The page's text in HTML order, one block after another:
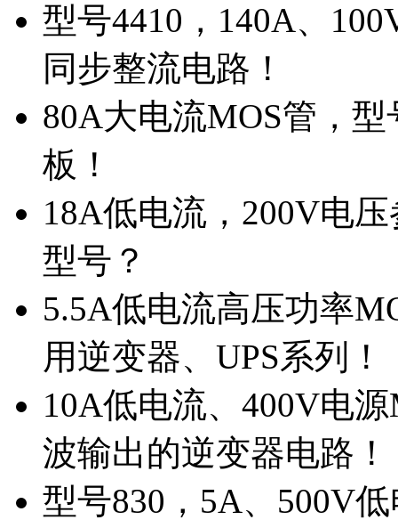
型号4410，140A、
同步整流电路！
80A大电流MOS管，
板！
18A低电流，200V电
型号？
5.5A低电流高压功率
用逆变器、UPS系列！
10A低电流、400V电
波输出的逆变器电路！
型号830，5A、500V